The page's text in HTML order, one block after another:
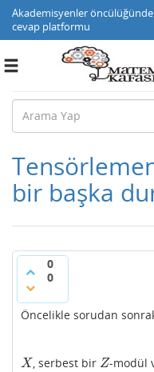
Akademisyenler
cevap platformu
Toggle
bir başka
0
0
Öncelikle sorudan
X
X , serbest bir Z
Z -modül